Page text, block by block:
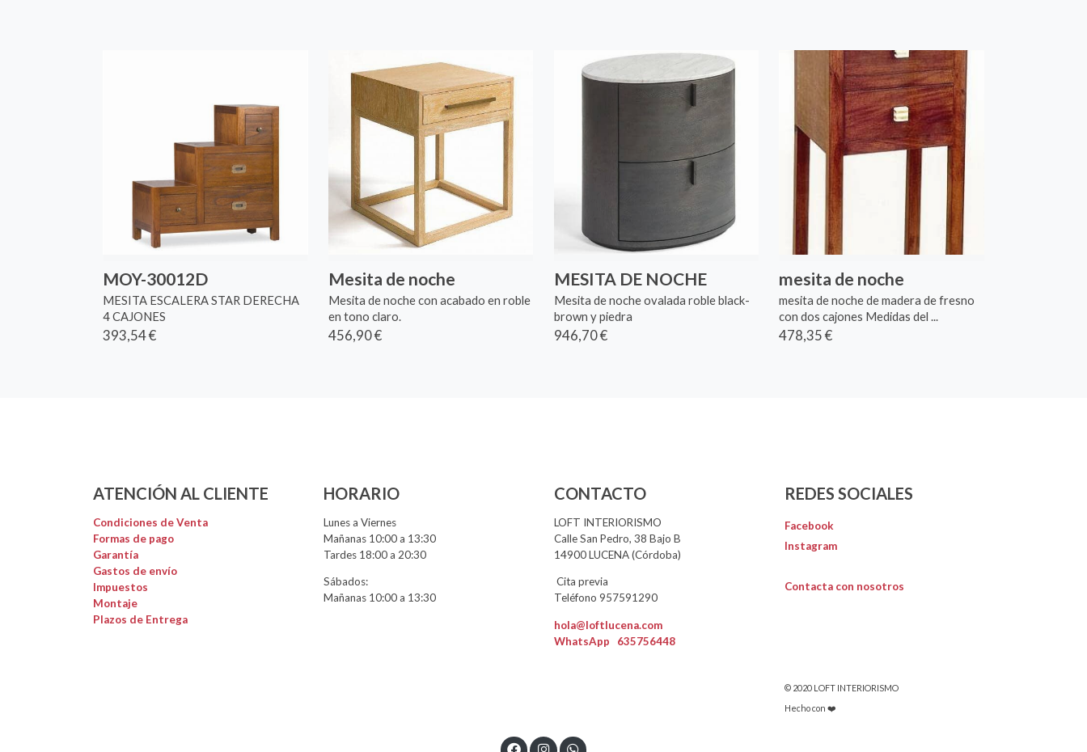
MOY-30012D
MESITA ESCALERA STAR DERECHA
4 CAJONES
393,54 €
Mesita de noche
Mesita de noche con acabado en roble
en tono claro.
456,90 €
MESITA DE NOCHE
Mesita de noche ovalada roble black-
brown y piedra
946,70 €
mesita de noche
mesita de noche de madera de fresno
con dos cajones Medidas del ...
478,35 €
ATENCIÓN AL CLIENTE
Condiciones de Venta
Formas de pago
Garantía
Gastos de envío
Impuestos
Montaje
Plazos de Entrega
HORARIO
Lunes a Viernes
Mañanas 10:00 a 13:30
Tardes 18:00 a 20:30
Sábados:
Mañanas 10:00 a 13:30
CONTACTO
LOFT INTERIORISMO
Calle San Pedro, 38 Bajo B
14900 LUCENA (Córdoba)
Cita previa
Teléfono 957591290
hola@loftlucena.com
WhatsApp 635756448
REDES SOCIALES
Facebook
Instagram
Contacta con nosotros
© 2020 LOFT INTERIORISMO
Hecho con ❤️